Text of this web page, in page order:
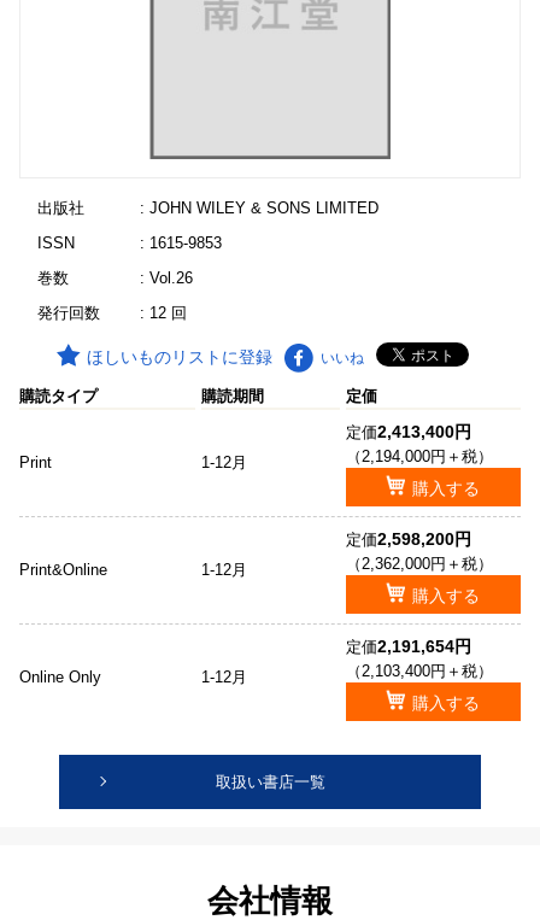
出版社
: JOHN WILEY & SONS LIMITED
ISSN
: 1615-9853
巻数
: Vol.26
発行回数
: 12 回
ほしいものリストに登録 いいね
購読タイプ 購読期間 定価
Print 1-12月
定価2,413,400円
（2,194,000円＋税）
購入する
Print&Online 1-12月
定価2,598,200円
（2,362,000円＋税）
購入する
Online Only 1-12月
定価2,191,654円
（2,103,400円＋税）
購入する
取扱い書店一覧
会社情報